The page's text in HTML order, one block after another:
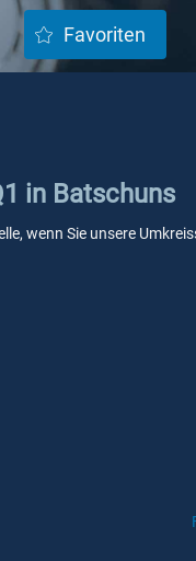
Favoriten
in Batschuns
wenn Sie unsere